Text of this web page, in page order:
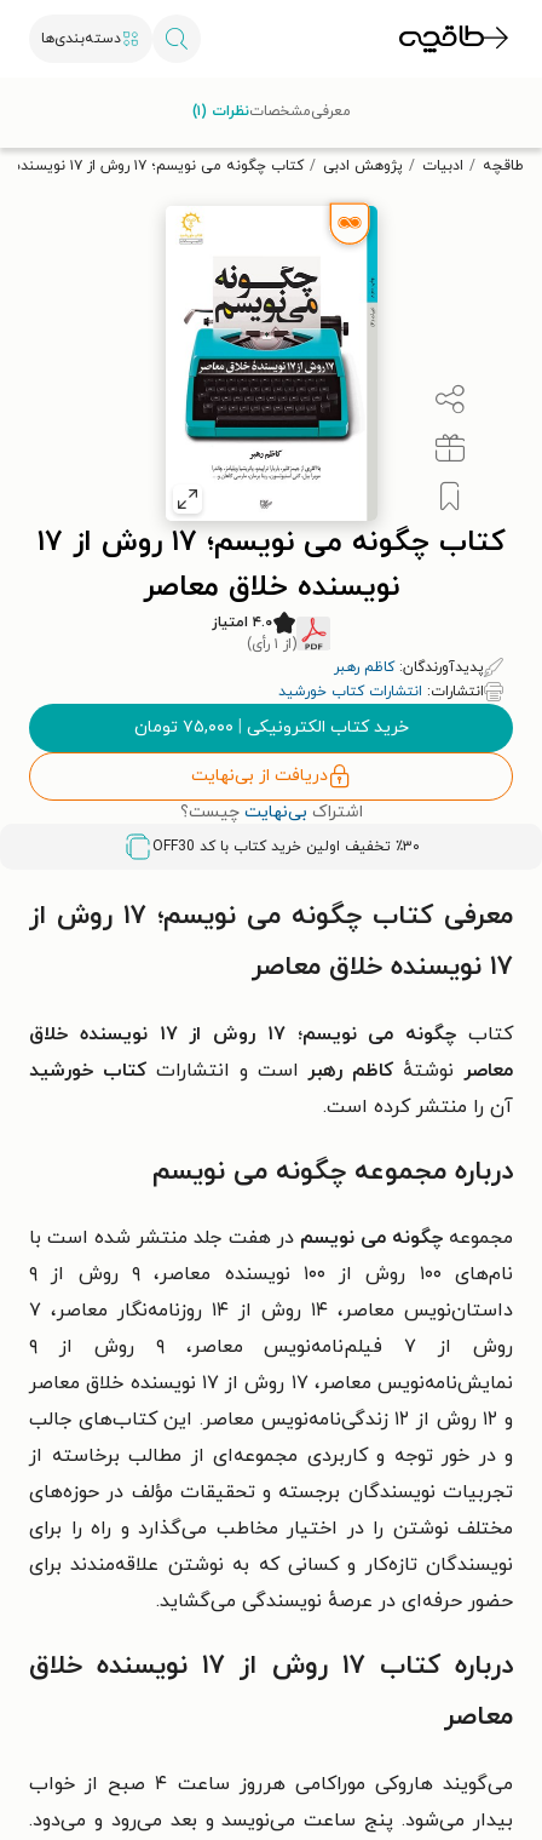
دسته‌بندی‌ها
تخفیف از طاقچه دریافت کن.
طاقچه ادبیات پژوهش ادبی کتاب چگونه می نویسم؛ ۱۷ روش از ۱۷ نویسنده خلاق معاصر
کتاب چگونه می نویسم؛ ۱۷ روش از ۱۷
نویسنده خلاق معاصر
۴.۰ امتیاز
(از ۱ رأی)
پدیدآورندگان:کاظم رهبر
انتشارات: انتشارات کتاب خورشید
خرید کتاب الکترونیکی | ۷۵,۰۰۰ تومان
دریافت از بی‌نهایت
اشتراک بی‌نهایت چیست؟
٪۳۰ تخفیف اولین خرید کتاب با کد OFF30
معرفیمشخصاتنظرات (۱)
معرفی کتاب چگونه می نویسم؛ ۱۷ روش از
۱۷ نویسنده خلاق معاصر
کتاب
چگونه می نویسم؛ ۱۷ روش از ۱۷ نویسنده خلاق
معاصر نوشتهٔ کاظم رهبر است و انتشاراتکتاب خورشید
آن را منتشر کرده است.
درباره مجموعه چگونه می نویسم
مجموعهچگونه می نویسم در هفت جلد منتشر شده است با
نام‌های ۱۰۰ روش از ۱۰۰ نویسنده معاصر، ۹ روش از ۹
داستان‌نویس معاصر، ۱۴ روش از ۱۴ روزنامه‌نگار معاصر، ۷
روش از ۷ فیلم‌نامه‌نویس معاصر، ۹ روش از ۹
نمایش‌نامه‌نویس معاصر، ۱۷ روش از ۱۷ نویسنده خلاق معاصر
و ۱۲ روش از ۱۲ زندگی‌نامه‌نویس معاصر. این کتاب‌های جالب
و در خور توجه و کاربردی مجموعه‌ای از مطالب برخاسته از
تجربیات نویسندگان برجسته و تحقیقات مؤلف در حوزه‌های
مختلف نوشتن را در اختیار مخاطب می‌گذارد و راه را برای
نویسندگان تازه‌کار و کسانی که به نوشتن علاقه‌مندند برای
حضور حرفه‌ای در عرصهٔ نویسندگی می‌گشاید.
درباره کتاب ۱۷ روش از ۱۷ نویسنده خلاق
معاصر
می‌گویند هاروکی موراکامی هرروز ساعت ۴ صبح از خواب
بیدار می‏‌شود. پنج ساعت می‌‏نویسد و بعد می‌‏رود و می‌‏دود.